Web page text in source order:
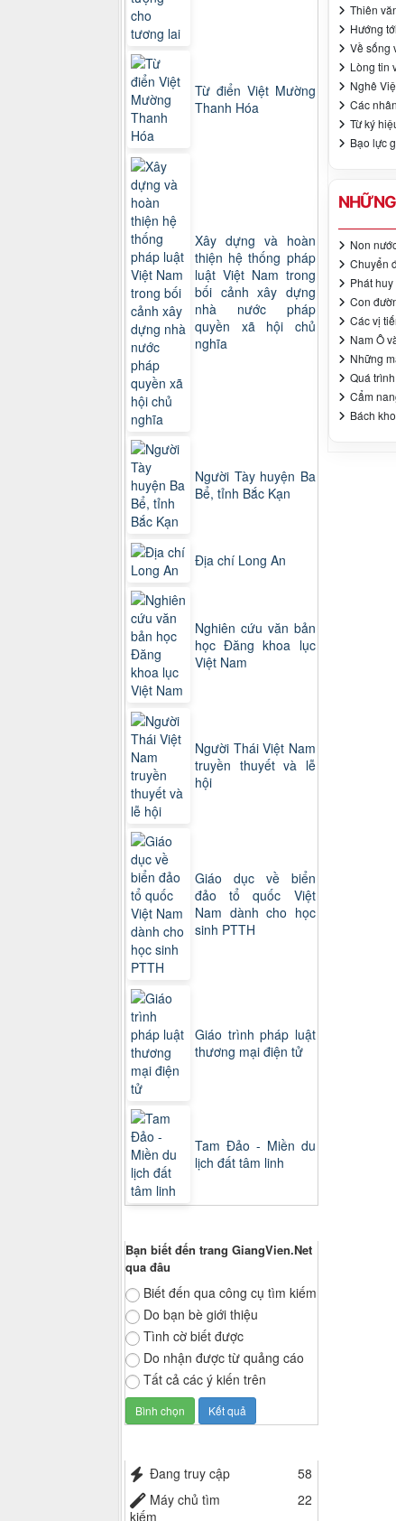
Thiên
Hướng
Về sống
Lòng tin
Nghê
Các
Từ ký
Bạo lực
Non
Chuyển
Phát
Con
Các vị
Nam Ô
Những
Quá
Cẩm
Bách
Từ điển Việt Mường
Thanh Hóa
Xây dựng và hoàn
thiện hệ thống pháp
luật Việt Nam trong
bối cảnh xây dựng
nhà nước pháp
quyền xã hội chủ
nghĩa
Người Tày huyện Ba
Bể, tỉnh Bắc Kạn
Địa chí Long An
Nghiên cứu văn bản
học Đăng khoa lục
Việt Nam
Người Thái Việt Nam
truyền thuyết và lễ
hội
Giáo dục về biển
đảo tổ quốc Việt
Nam dành cho học
sinh PTTH
Giáo trình pháp luật
thương mại điện tử
Tam Đảo - Miền du
lịch đất tâm linh
Bạn biết đến trang GiangVien.Net
qua đâu
Biết đến qua công cụ tìm kiếm
Do bạn bè giới thiệu
Tình cờ biết được
Do nhận được từ quảng cáo
Tất cả các ý kiến trên
Đang truy cập
58
Máy chủ tìm
kiếm
22